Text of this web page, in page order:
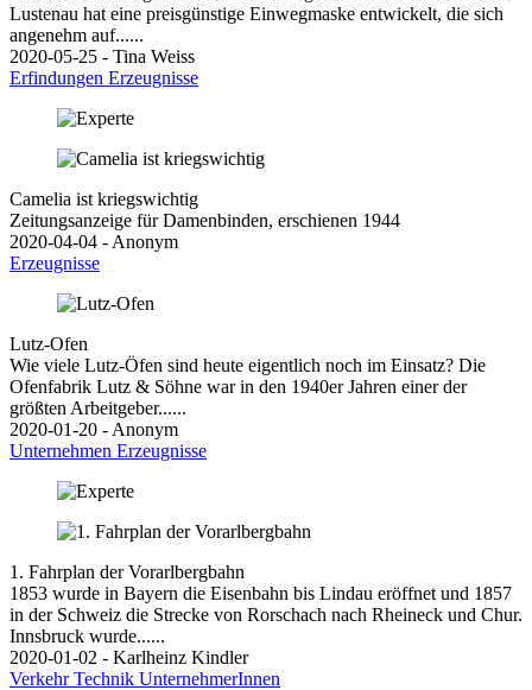
Lustenau hat eine preisgünstige Einwegmaske entwickelt, die sich
angenehm auf......
2020-05-25 - Tina Weiss
Erfindungen Erzeugnisse
Camelia ist kriegswichtig
Zeitungsanzeige für Damenbinden, erschienen 1944
2020-04-04 - Anonym
Erzeugnisse
Lutz-Ofen
Wie viele Lutz-Öfen sind heute eigentlich noch im Einsatz? Die
Ofenfabrik Lutz & Söhne war in den 1940er Jahren einer der
größten Arbeitgeber......
2020-01-20 - Anonym
Unternehmen Erzeugnisse
1. Fahrplan der Vorarlbergbahn
1853 wurde in Bayern die Eisenbahn bis Lindau eröffnet und 1857
in der Schweiz die Strecke von Rorschach nach Rheineck und Chur.
Innsbruck wurde......
2020-01-02 - Karlheinz Kindler
VerkehrTechnik UnternehmerInnen